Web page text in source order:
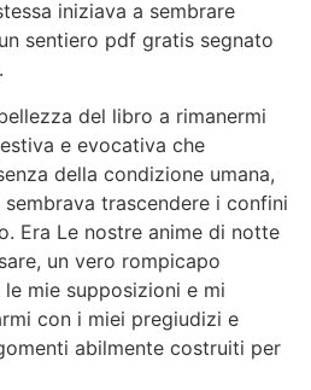
iniziava a sembrare
sentiero pdf gratis segnato
del libro a rimanermi
e evocativa che
della condizione umana,
trascendere i confini
Era Le nostre anime di notte
un vero rompicapo
mie supposizioni e mi
con i miei pregiudizi e
abilmente costruiti per